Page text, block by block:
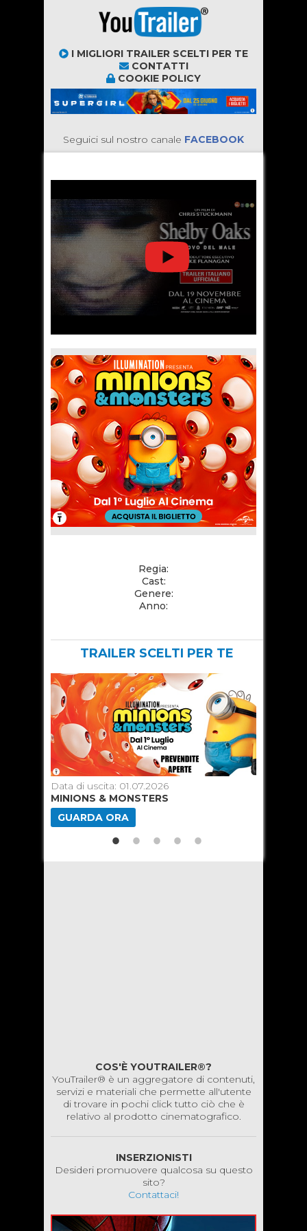
I MIGLIORI TRAILER SCELTI PER TE
CONTATTI
COOKIE POLICY
Seguici sul nostro canale FACEBOOK
Regia:
Cast:
Genere:
Anno:
TRAILER SCELTI PER TE
Data di uscita: 01.07.2026
MINIONS & MONSTERS
GUARDA ORA
COS'È YOUTRAILER®?
YouTrailer® è un aggregatore di contenuti,
servizi e materiali che permette all'utente
di trovare in pochi click tutto ciò che è
relativo al prodotto cinematografico.
INSERZIONISTI
Desideri promuovere qualcosa su questo
sito?
Contattaci!